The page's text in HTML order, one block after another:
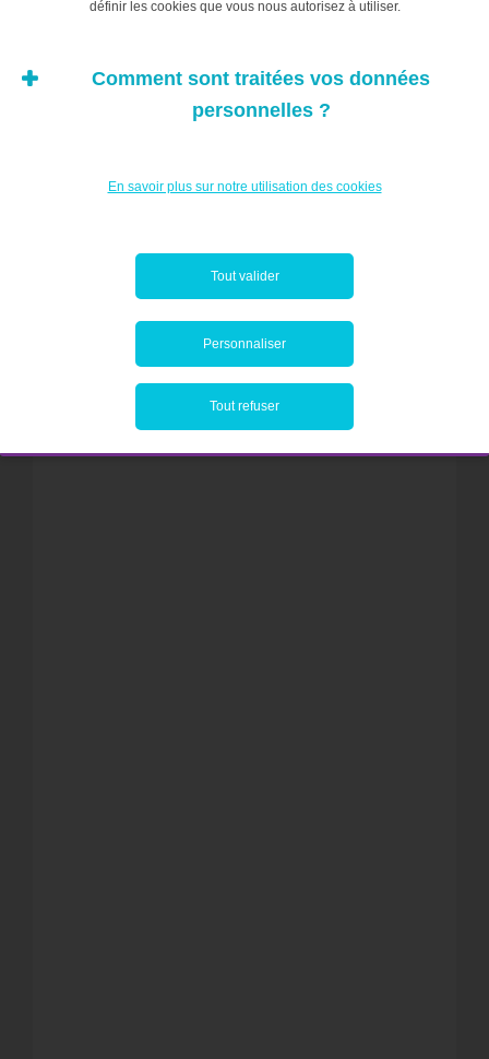
définir les cookies que vous nous autorisez à utiliser.
Comment sont traitées vos données
personnelles ?
En savoir plus sur notre utilisation des cookies
Tout valider
Personnaliser
Tout refuser